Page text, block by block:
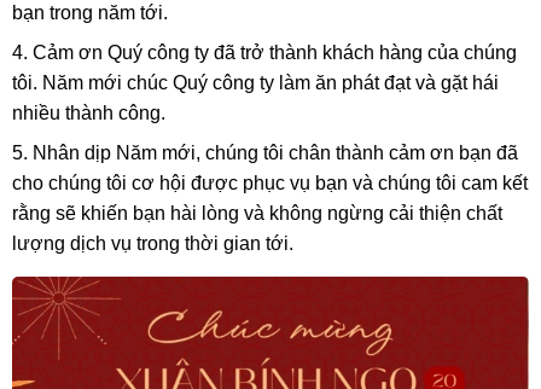
bạn trong năm tới.
4. Cảm ơn Quý công ty đã trở thành khách hàng của chúng
tôi. Năm mới chúc Quý công ty làm ăn phát đạt và gặt hái
nhiều thành công.
5. Nhân dịp Năm mới, chúng tôi chân thành cảm ơn bạn đã
cho chúng tôi cơ hội được phục vụ bạn và chúng tôi cam kết
rằng sẽ khiến bạn hài lòng và không ngừng cải thiện chất
lượng dịch vụ trong thời gian tới.